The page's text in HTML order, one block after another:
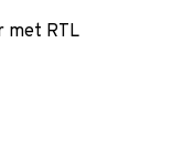
met RTL